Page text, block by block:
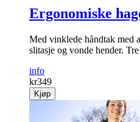
Ergonomiske
Med vinklede håndtak med
slitasje og vonde hender. Tre
info
kr349
Kjøp